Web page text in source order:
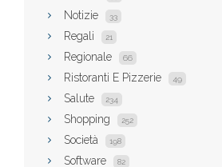
Notizie 33
Regali 21
Regionale 66
Ristoranti E Pizzerie 49
Salute 234
Shopping 252
Società 198
Software 82